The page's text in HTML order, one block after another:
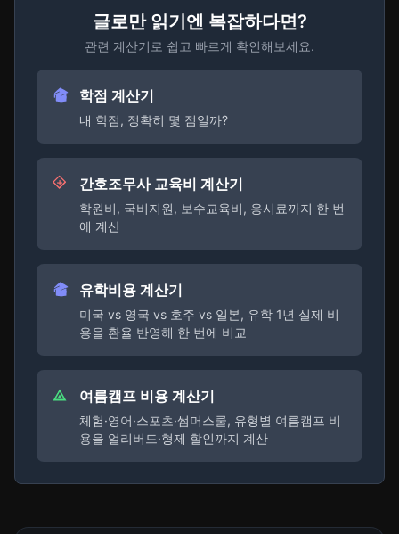
글로만 읽기엔 복잡하다면?
관련 계산기로 쉽고 빠르게 확인해보세요.
학점 계산기
내 학점, 정확히 몇 점일까?
간호조무사 교육비 계산기
학원비, 국비지원, 보수교육비, 응시료까지 한 번
에 계산
유학비용 계산기
미국 vs 영국 vs 호주 vs 일본, 유학 1년 실제 비
용을 환율 반영해 한 번에 비교
여름캠프 비용 계산기
체험·영어·스포츠·썸머스쿨, 유형별 여름캠프 비
용을 얼리버드·형제 할인까지 계산